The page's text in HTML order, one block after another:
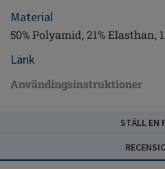
Material
50% Polyamid, 21% Elasthan,
Länk
Användingsinstruktioner
STÄLL EN